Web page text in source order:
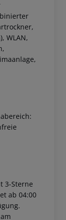
WLAN,
3-Sterne
ab 04:00